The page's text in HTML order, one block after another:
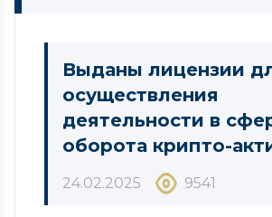
Выданы лицензии
осуществления
деятельности в
оборота крипто-
24.02.2025 9541